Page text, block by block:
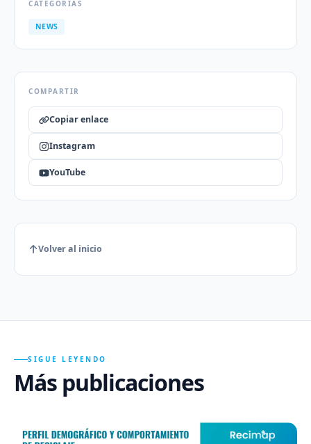
CATEGORÍAS
NEWS
COMPARTIR
Copiar enlace
Instagram
YouTube
Volver al inicio
SIGUE LEYENDO
Más publicaciones